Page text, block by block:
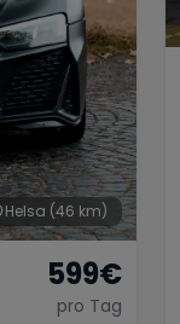
Helsa (46 km)
599€
pro Tag